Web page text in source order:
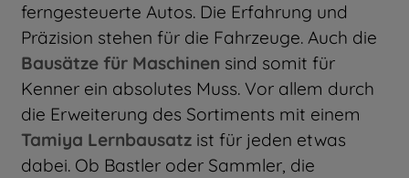
ferngesteuerte Autos. Die Erfahrung und
Präzision stehen für die Fahrzeuge. Auch die
Bausätze für Maschinen sind somit für
Kenner ein absolutes Muss. Vor allem durch
die Erweiterung des Sortiments mit einem
Tamiya Lernbausatz ist für jeden etwas
dabei. Ob Bastler oder Sammler, die